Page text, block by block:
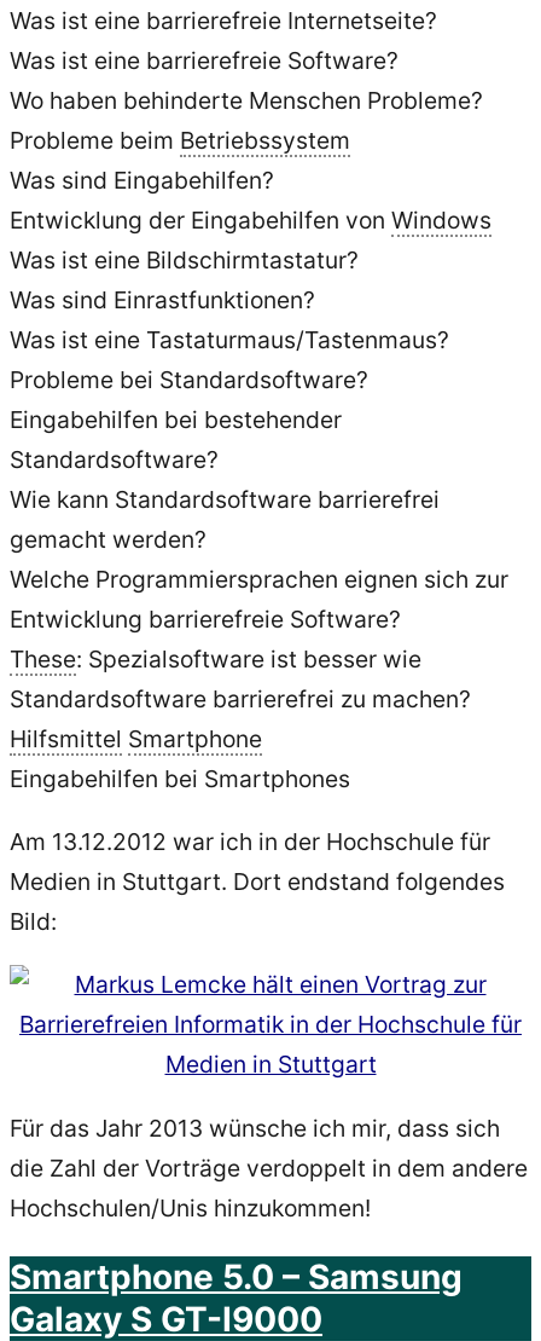
Was ist eine barrierefreie Internetseite?
Was ist eine barrierefreie Software?
Wo haben behinderte Menschen Probleme?
Probleme beim Betriebssystem
Was sind Eingabehilfen?
Entwicklung der Eingabehilfen von Windows
Was ist eine Bildschirmtastatur?
Was sind Einrastfunktionen?
Was ist eine Tastaturmaus/Tastenmaus?
Probleme bei Standardsoftware?
Eingabehilfen bei bestehender
Standardsoftware?
Wie kann Standardsoftware barrierefrei
gemacht werden?
Welche Programmiersprachen eignen sich zur
Entwicklung barrierefreie Software?
These: Spezialsoftware ist besser wie
Standardsoftware barrierefrei zu machen?
Hilfsmittel Smartphone
Eingabehilfen bei Smartphones
Am 13.12.2012 war ich in der Hochschule für
Medien in Stuttgart. Dort endstand folgendes
Bild:
Für das Jahr 2013 wünsche ich mir, dass sich
die Zahl der Vorträge verdoppelt in dem andere
Hochschulen/Unis hinzukommen!
Smartphone 5.0 – Samsung
Galaxy S GT-I9000